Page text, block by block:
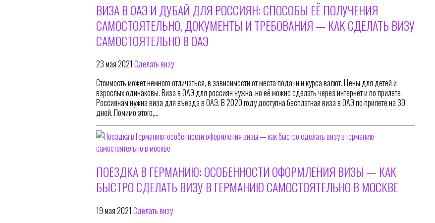
ВИЗА В ОАЭ И ДУБАЙ ДЛЯ РОССИЯН: СПОСОБЫ ЕЁ ПОЛУЧЕНИЯ
САМОСТОЯТЕЛЬНО, ДОКУМЕНТЫ И ТРЕБОВАНИЯ — КАК СДЕЛАТЬ ВИЗУ
САМОСТОЯТЕЛЬНО В ОАЭ
23 мая 2021 Сделать визу
Стоимость может немного отличаться, в зависимости от места подачи и курса валют. Цены для детей и
взрослых одинаковы. Виза в ОАЭ для россиян нужна, но её можно сделать через интернет и по прилете
Россиянам нужна виза для въезда в ОАЭ. В 2020 году доступна бесплатная виза в ОАЭ по прилете на 30
дней. Помимо этого,…
ПОЕЗДКА В ГЕРМАНИЮ: ОСОБЕННОСТИ ОФОРМЛЕНИЯ ВИЗЫ — КАК
БЫСТРО СДЕЛАТЬ ВИЗУ В ГЕРМАНИЮ САМОСТОЯТЕЛЬНО В МОСКВЕ
19 мая 2021 Сделать визу